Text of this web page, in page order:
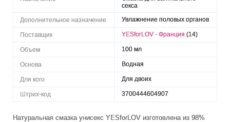
секса
Дополнительное назначение
Увлажнение половых органов
Поставщик YESforLOV - Франция (14)
Объем 100 мл
Основа Водная
Для кого Для двоих
Штрих-код 3700444604907
Натуральная смазка унисекс YESforLOV изготовлена из 98%